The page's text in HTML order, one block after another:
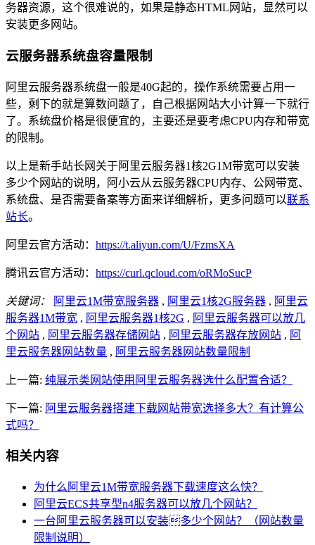
务器资源，这个很难说的，如果是静态HTML网站，显然可以
安装更多网站。
云服务器系统盘容量限制
阿里云服务器系统盘一般是40G起的，操作系统需要占用一
些，剩下的就是算数问题了，自己根据网站大小计算一下就行
了。系统盘价格是很便宜的，主要还是要考虑CPU内存和带宽
的限制。
以上是新手站长网关于阿里云服务器1核2G1M带宽可以安装
多少个网站的说明，阿小云从云服务器CPU内存、公网带宽、
系统盘、是否需要备案等方面来详细解析，更多问题可以联系
站长。
阿里云官方活动： https://t.aliyun.com/U/FzmsXA
腾讯云官方活动： https://curl.qcloud.com/oRMoSucP
关键词： 阿里云1M带宽服务器 , 阿里云1核2G服务器 , 阿里云
服务器1M带宽 , 阿里云服务器1核2G , 阿里云服务器可以放几
个网站 , 阿里云服务器存储网站 , 阿里云服务器存放网站 , 阿
里云服务器网站数量 , 阿里云服务器网站数量限制
上一篇: 纯展示类网站使用阿里云服务器选什么配置合适？
下一篇: 阿里云服务器搭建下载网站带宽选择多大？有计算公
式吗？
相关内容
为什么阿里云1M带宽服务器下载速度这么快？
阿里云ECS共享型n4服务器可以放几个网站？
一台阿里云服务器可以安装多少个网站？（网站数量
限制说明）